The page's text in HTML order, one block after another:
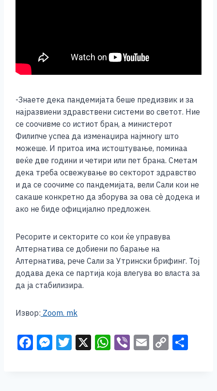
-Знаете дека пандемијата беше предизвик и за
најразвиени здравствени системи во светот. Ние
се соочивме со истиот бран, а министерот
Филипче успеа да изменаџира најмногу што
можеше. И притоа има истоштување, поминаа
веќе две години и четири или пет брана. Сметам
дека треба освежување во секторот здравство
и да се соочиме со пандемијата, вели Сали кои не
сакаше конкретно да зборува за ова сѐ додека и
ако не биде официјално предложен.
Ресорите и секторите со кои ќе управува
Алтернатива се добиени по барање на
Алтернатива, рече Сали за Утрински брифинг. Тој
додава дека се партија која влегува во власта за
да ја стабилизира.
Извор: Zoom. mk
F M T X W Vi E C